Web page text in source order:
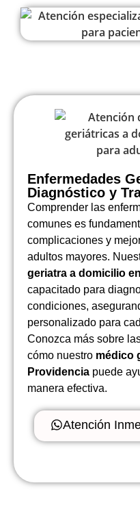
Enfermedades
Diagnóstico y
Comprender las
comunes es
complicaciones y
adultos mayores.
geriatra a domicilio
capacitado para
condiciones,
personalizado para
Conozca más sobre
cómo nuestro médico
Providencia puede
manera efectiva.
Atención